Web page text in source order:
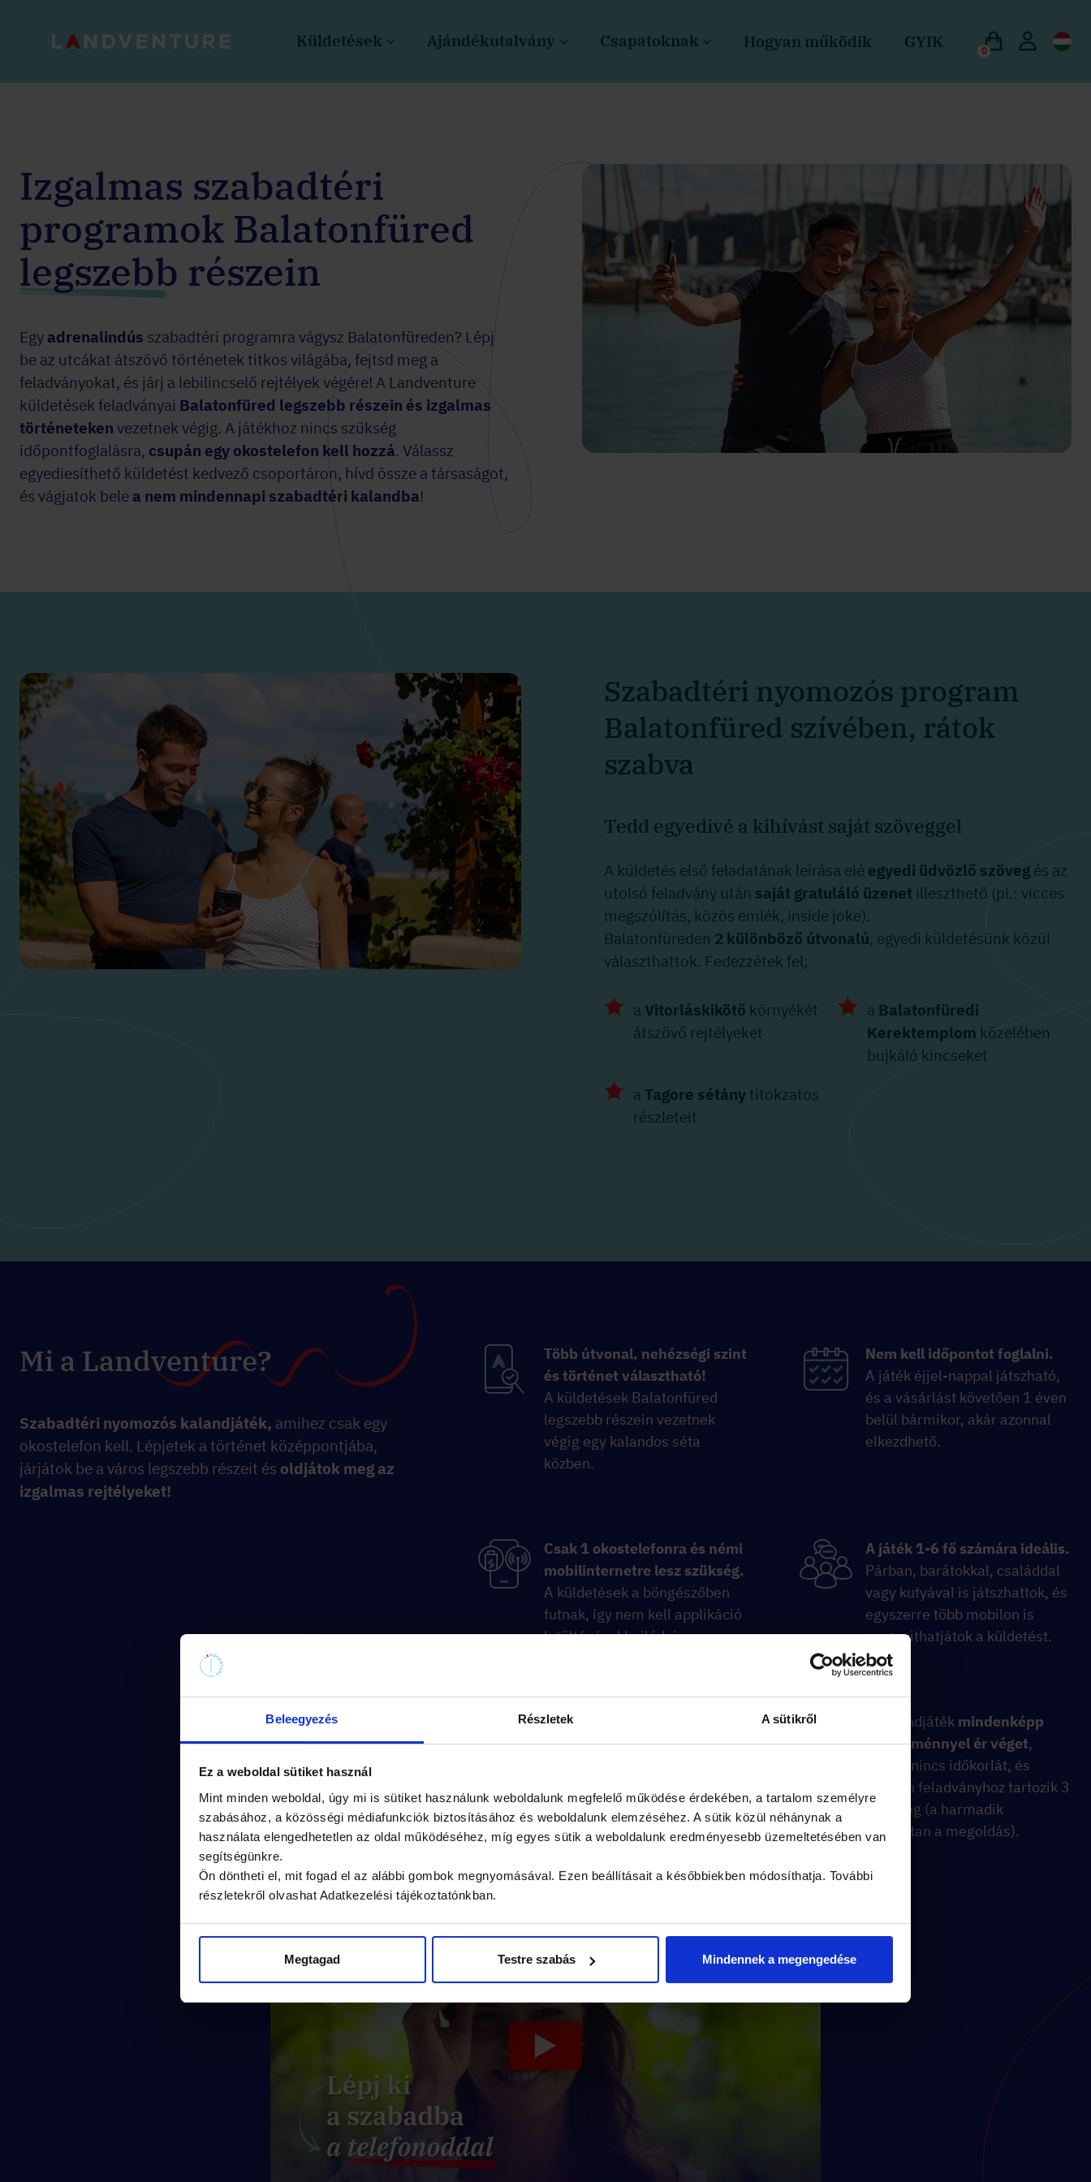
Beleegyezés Részletek A sütikről
Ez a weboldal sütiket használ
Mint minden weboldal, úgy mi is sütiket használunk weboldalunk megfelelő működése érdekében, a tartalom személyre
szabásához, a közösségi médiafunkciók biztosításához és weboldalunk elemzéséhez. A sütik közül néhánynak a
használata elengedhetetlen az oldal működéséhez, míg egyes sütik a weboldalunk eredményesebb üzemeltetésében van
segítségünkre.
Ön döntheti el, mit fogad el az alábbi gombok megnyomásával. Ezen beállításait a későbbiekben módosíthatja. További
részletekről olvashat Adatkezelési tájékoztatónkban.
Megtagad Testre szabás Mindennek a megengedése
Küldetések Ajándékutalvány Csapatoknak Hogyan működik GYIK 0
Izgalmas szabadtéri
programok Balatonfüred
legszebb részein
Egy adrenalindús szabadtéri programra vágysz Balatonfüreden? Lépj
be az utcákat átszövő történetek titkos világába, fejtsd meg a
feladványokat, és járj a lebilincselő rejtélyek végére! A Landventure
küldetések feladványai Balatonfüred legszebb részein és izgalmas
történeteken vezetnek végig. A játékhoz nincs szükség
időpontfoglalásra, csupán egy okostelefon kell hozzá. Válassz
egyediesíthető küldetést kedvező csoportáron, hívd össze a társaságot,
és vágjatok bele a nem mindennapi szabadtéri kalandba!
Szabadtéri nyomozós program
Balatonfüred szívében, rátok
szabva
Tedd egyedivé a kihívást saját szöveggel
A küldetés első feladatának leírása elé egyedi üdvözlő szöveg és az
utolsó feladvány után saját gratuláló üzenet illeszthető (pl.: vicces
megszólítás, közös emlék, inside joke).
Balatonfüreden 2 különböző útvonalú, egyedi küldetésünk közül
választhattok. Fedezzétek fel;
a Vitorláskikötő környékét
átszövő rejtélyeket
a Balatonfüredi
Kerektemplom közelében
bujkáló kincseket
a Tagore sétány titokzatos
részleteit
Mi a Landventure?
Szabadtéri nyomozós kalandjáték, amihez csak egy
okostelefon kell. Lépjetek a történet középpontjába,
járjátok be a város legszebb részeit és oldjátok meg az
izgalmas rejtélyeket!
Több útvonal, nehézségi szint
és történet választható!
A küldetések Balatonfüred
legszebb részein vezetnek
végig egy kalandos séta
közben.
Nem kell időpontot foglalni.
A játék éjjel-nappal játszható,
és a vásárlást követően 1 éven
belül bármikor, akár azonnal
elkezdhető.
Csak 1 okostelefonra és némi
mobilinternetre lesz szükség.
A küldetések a böngészőben
futnak, így nem kell applikáció
letöltésével bajlódni.
A játék 1-6 fő számára ideális.
Párban, barátokkal, családdal
vagy kutyával is játszhattok, és
egyszerre több mobilon is
megnyithatjátok a küldetést.
A játék végén
összehasonlíthatjátok az
hiszen az idő fontos szempont
lesz a pontozásnál.
A kalandjáték mindenképp
sikerélménnyel ér véget,
hiszen nincs időkorlát, és
minden feladványhoz tartozik 3
segítség (a harmadik
konkrétan a megoldás).